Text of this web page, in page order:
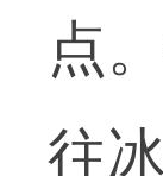
点
往